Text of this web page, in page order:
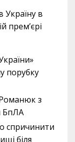
Україну в
прем’єрі
порубку
з
БпЛА
спричинити
біля